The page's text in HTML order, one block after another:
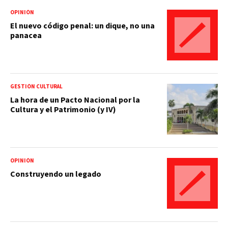
OPINIÓN
El nuevo código penal: un dique, no una
panacea
GESTIÓN CULTURAL
La hora de un Pacto Nacional por la
Cultura y el Patrimonio (y IV)
OPINIÓN
Construyendo un legado